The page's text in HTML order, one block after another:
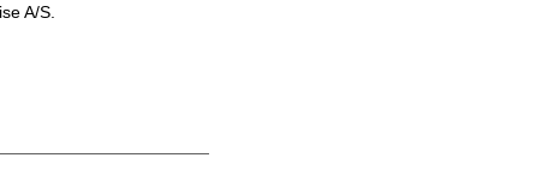
A/S.